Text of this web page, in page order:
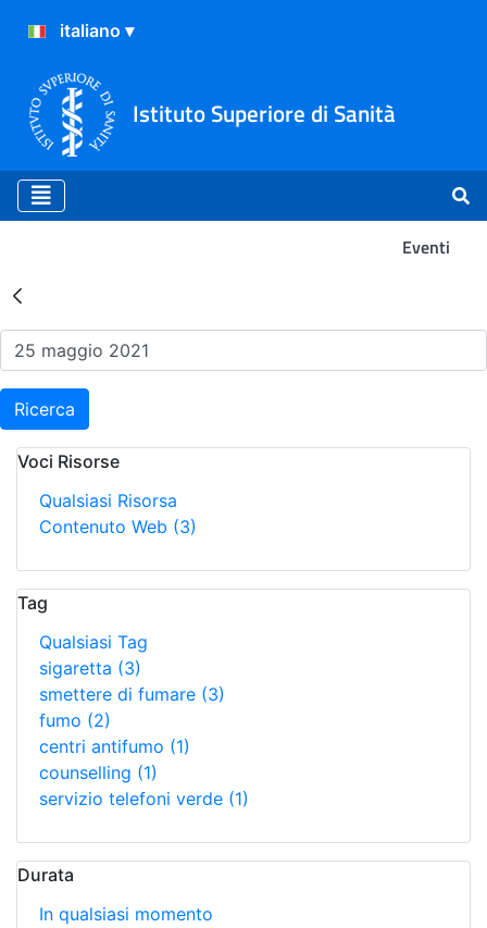
Istituto Superiore di Sanità
Eventi
Risultati della Ricerca -
Ricerca
Voci Risorse
Qualsiasi Risorsa
Contenuto Web (3)
Tag
Qualsiasi Tag
sigaretta (3)
smettere di fumare (3)
fumo (2)
centri antifumo (1)
counselling (1)
servizio telefoni verde (1)
Durata
In qualsiasi momento